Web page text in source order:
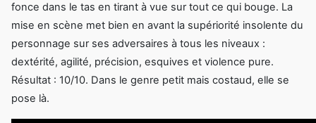
fonce dans le tas en tirant à vue sur tout ce qui bouge. La
mise en scène met bien en avant la supériorité insolente du
personnage sur ses adversaires à tous les niveaux :
dextérité, agilité, précision, esquives et violence pure.
Résultat : 10/10. Dans le genre petit mais costaud, elle se
pose là.